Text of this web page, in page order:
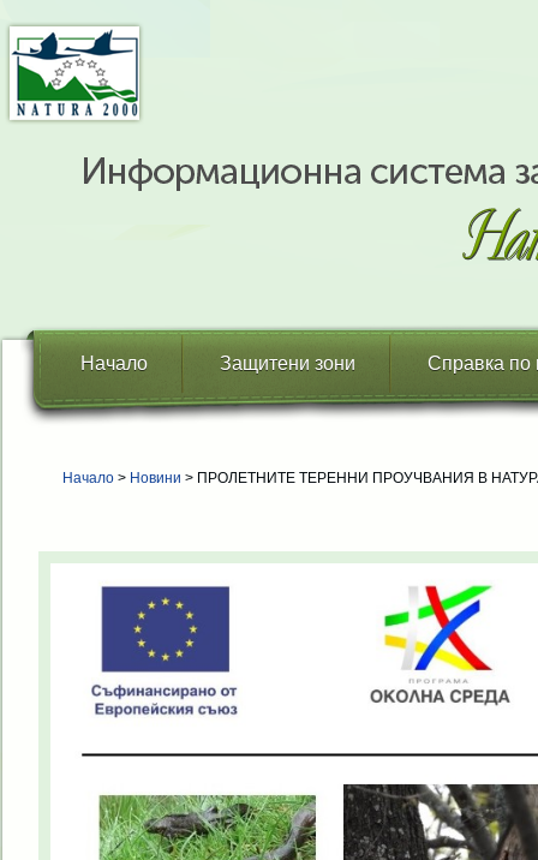
Начало Защитени зони Справка по
Начало > Новини > ПРОЛЕТНИТЕ ТЕРЕННИ ПРОУЧВАНИЯ В